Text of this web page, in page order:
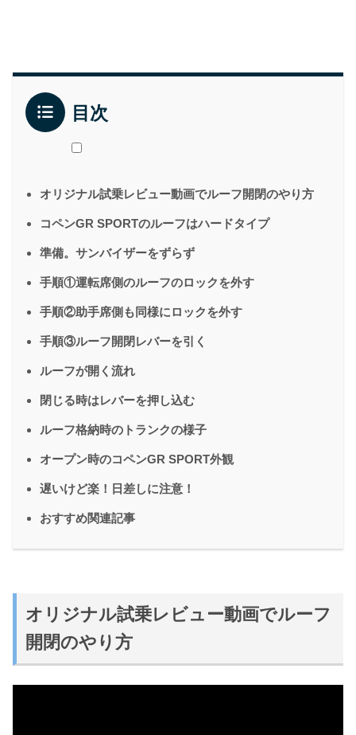
目次
オリジナル試乗レビュー動画でルーフ開閉のやり方
コペンGR SPORTのルーフはハードタイプ
準備。サンバイザーをずらず
手順①運転席側のルーフのロックを外す
手順②助手席側も同様にロックを外す
手順③ルーフ開閉レバーを引く
ルーフが開く流れ
閉じる時はレバーを押し込む
ルーフ格納時のトランクの様子
オープン時のコペンGR SPORT外観
遅いけど楽！日差しに注意！
おすすめ関連記事
オリジナル試乗レビュー動画でルーフ
開閉のやり方